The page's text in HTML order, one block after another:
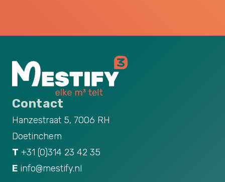
Contact
Hanzestraat 5, 7006 RH
Doetinchem
T +31 (0)314 23 42 35
E info@mestify.nl